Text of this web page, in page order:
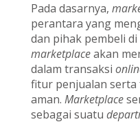
Pada dasarnya,
perantara yang
dan pihak pembeli di
marketplaceakan
dalam transaksi
fitur penjualan serta
aman. Marketplace
sebagai suatu